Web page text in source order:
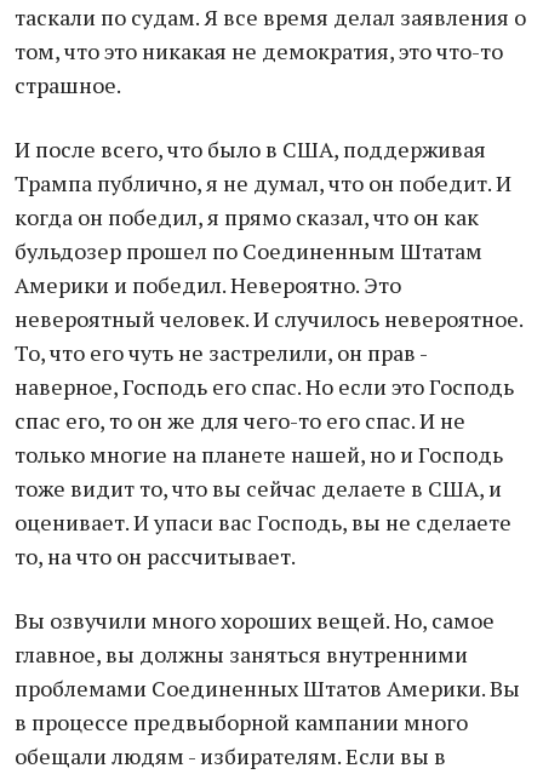
таскали по судам. Я все время делал заявления о
том, что это никакая не демократия, это что-то
страшное.
И после всего, что было в США, поддерживая
Трампа публично, я не думал, что он победит. И
когда он победил, я прямо сказал, что он как
бульдозер прошел по Соединенным Штатам
Америки и победил. Невероятно. Это
невероятный человек. И случилось невероятное.
То, что его чуть не застрелили, он прав -
наверное, Господь его спас. Но если это Господь
спас его, то он же для чего-то его спас. И не
только многие на планете нашей, но и Господь
тоже видит то, что вы сейчас делаете в США, и
оценивает. И упаси вас Господь, вы не сделаете
то, на что он рассчитывает.
Вы озвучили много хороших вещей. Но, самое
главное, вы должны заняться внутренними
проблемами Соединенных Штатов Америки. Вы
в процессе предвыборной кампании много
обещали людям - избирателям. Если вы в